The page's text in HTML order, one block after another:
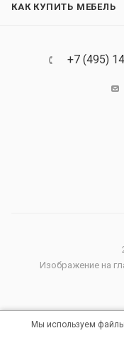
КАК КУПИТЬ МЕБЕЛЬ
+7 (495)
Изображение на
Мы используем